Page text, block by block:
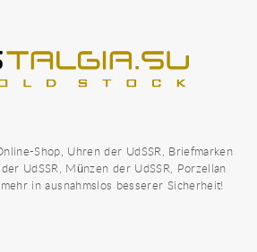
Shop, Uhren der UdSSR, Briefmarken
UdSSR, Münzen der UdSSR, Porzellan
in ausnahmslos besserer Sicherheit!